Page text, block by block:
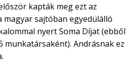
kapták meg ezt az
magyar sajtóban egyedülálló
nyert Soma Díjat (ebből
munkatársaként). Andrásnak ez